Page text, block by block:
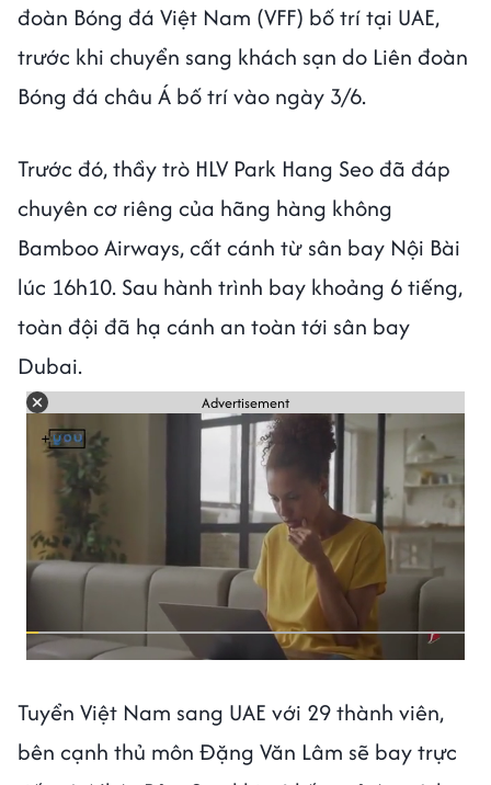
đoàn Bóng đá Việt Nam (VFF) bố trí tại UAE,
trước khi chuyển sang khách sạn do Liên đoàn
Bóng đá châu Á bố trí vào ngày 3/6.
Trước đó, thầy trò HLV Park Hang Seo đã đáp
chuyên cơ riêng của hãng hàng không
Bamboo Airways, cất cánh từ sân bay Nội Bài
lúc 16h10. Sau hành trình bay khoảng 6 tiếng,
toàn đội đã hạ cánh an toàn tới sân bay
Dubai.
Advertisement
Tuyển Việt Nam sang UAE với 29 thành viên,
bên cạnh thủ môn Đặng Văn Lâm sẽ bay trực